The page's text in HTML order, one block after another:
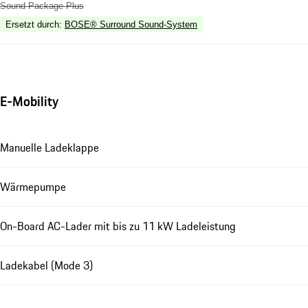
Sound Package Plus
Ersetzt durch: BOSE® Surround Sound-System
E-Mobility
Manuelle Ladeklappe
Wärmepumpe
On-Board AC-Lader mit bis zu 11 kW Ladeleistung
Ladekabel (Mode 3)